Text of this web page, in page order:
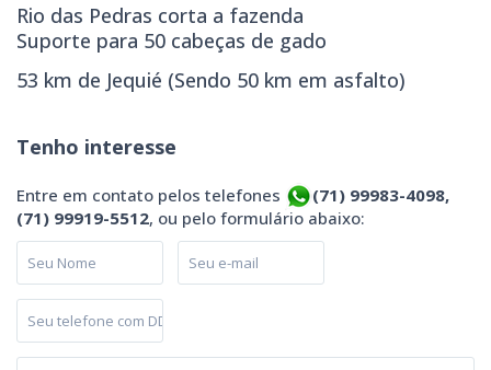
Rio das Pedras corta a fazenda
Suporte para 50 cabeças de gado
53 km de Jequié (Sendo 50 km em asfalto)
Tenho interesse
Entre em contato pelos telefones
(71) 99983-4098,
(71) 99919-5512, ou pelo formulário abaixo: